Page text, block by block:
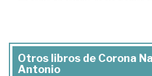
Otros libros de Corona
Antonio